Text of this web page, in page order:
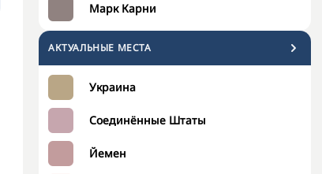
Марк Карни
АКТУАЛЬНЫЕ МЕСТА
Украина
Соединённые Штаты
Йемен